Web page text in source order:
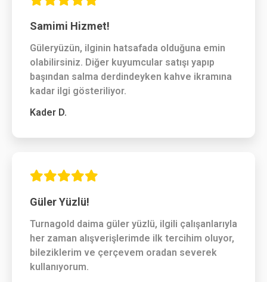
Samimi Hizmet!
Güleryüzün, ilginin hatsafada olduğuna emin
olabilirsiniz. Diğer kuyumcular satışı yapıp
başından salma derdindeyken kahve ikramına
kadar ilgi gösteriliyor.
Kader D.
Güler Yüzlü!
Turnagold daima güler yüzlü, ilgili çalışanlarıyla
her zaman alışverişlerimde ilk tercihim oluyor,
bileziklerim ve çerçevem oradan severek
kullanıyorum.